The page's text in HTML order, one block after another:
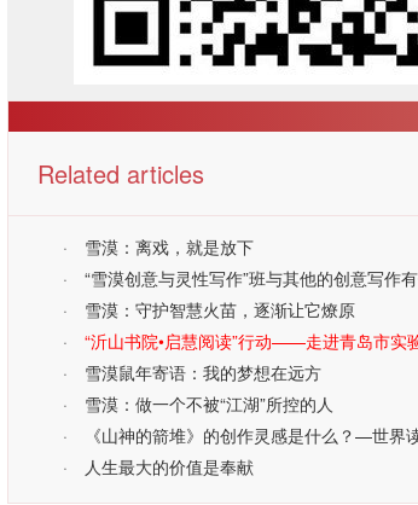
Related articles
· 雪漠：离戏，就是放下
· “雪漠创意与灵性写作”班与其他的创意写
· 雪漠：守护智慧火苗，逐渐让它燎原
· “沂山书院•启慧阅读”行动——走进青岛市实
· 雪漠鼠年寄语：我的梦想在远方
· 雪漠：做一个不被“江湖”所控的人
· 《山神的箭堆》的创作灵感是什么？—世界
· 人生最大的价值是奉献